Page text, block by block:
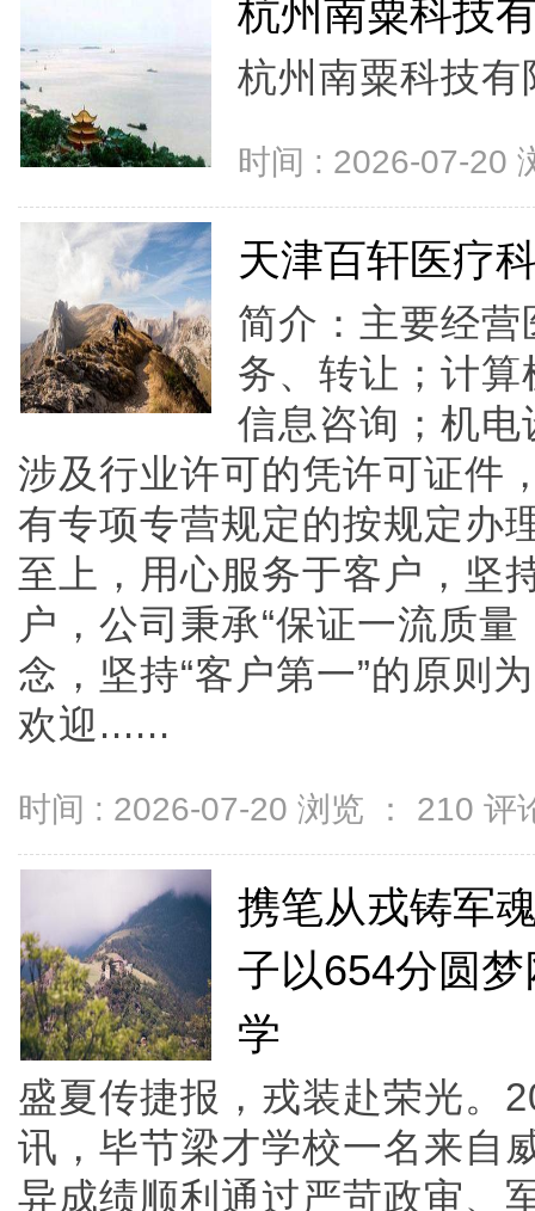
杭州南粟科技
杭州南粟科技有
时间 : 2026-07-20
天津百轩医疗
简介：主要经
务、转让；计
信息咨询；机
涉及行业许可的凭许可证件
有专项专营规定的按规定办
至上，用心服务于客户，坚
户，公司秉承“保证一流质
念，坚持“客户第一”的原则
欢迎......
时间 : 2026-07-20 浏览 ： 210 评
携笔从戎铸军
子以654分圆
学
盛夏传捷报，戎装赴荣光。
讯，毕节梁才学校一名来自
异成绩顺利通过严苛政审、